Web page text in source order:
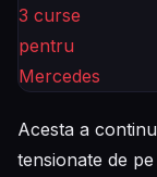
Acesta a
tensionate de